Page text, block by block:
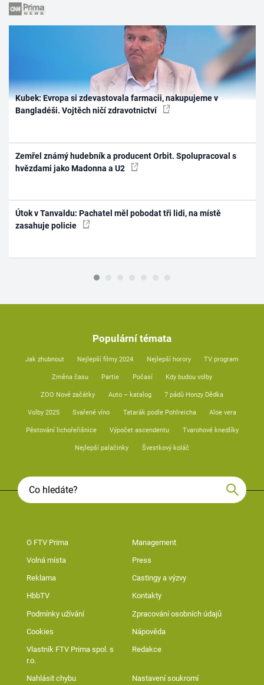
Kubek: Evropa si zdevastovala farmacii, nakupujeme v
Bangladéši. Vojtěch ničí zdravotnictví
Zemřel známý hudebník a producent Orbit. Spolupracoval s
hvězdami jako Madonna a U2
Útok v Tanvaldu: Pachatel měl pobodat tři lidi, na místě
zasahuje policie
Populární témata
Jak zhubnout Nejlepší filmy 2024 Nejlepší horory TV program
Změna času Partie Počasí Kdy budou volby
ZOO Nové začátky Auto – katalog 7 pádů Honzy Dědka
Volby 2025 Svařené víno Tatarák podle Pohlreicha Aloe vera
Pěstování lichořeřišnice Výpočet ascendentu Tvarohové knedlíky
Nejlepší palačinky Švestkový koláč
O FTV Prima Management
Volná místa Press
Reklama Castingy a výzvy
HbbTV Kontakty
Podmínky užívání Zpracování osobních údajů
Cookies Nápověda
Vlastník FTV Prima spol. s
r.o.
Redakce
Nahlásit chybu Nastavení soukromí